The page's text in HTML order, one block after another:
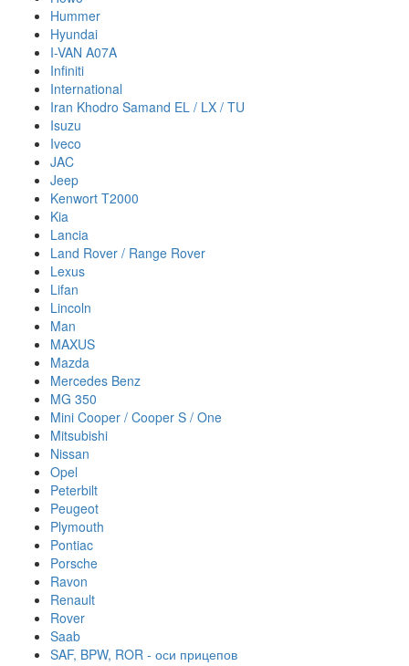
Hummer
Hyundai
I-VAN A07A
Infiniti
International
Iran Khodro Samand EL / LX / TU
Isuzu
Iveco
JAC
Jeep
Kenwort T2000
Kia
Lancia
Land Rover / Range Rover
Lexus
Lifan
Lincoln
Man
MAXUS
Mazda
Mercedes Benz
MG 350
Mini Cooper / Cooper S / One
Mitsubishi
Nissan
Opel
Peterbilt
Peugeot
Plymouth
Pontiac
Porsche
Ravon
Renault
Rover
Saab
SAF, BPW, ROR - оси прицепов